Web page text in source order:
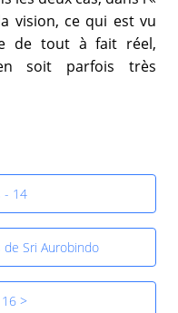
vision, ce qui est vu
de tout à fait réel,
soit parfois très
- 14
Sri Aurobindo
>